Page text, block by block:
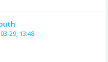
29, 13:48